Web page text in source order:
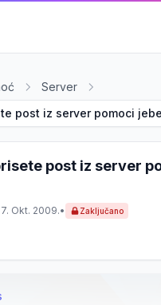
Server
post iz server pomoci
post iz server
7. Okt. 2009.• Zaključano